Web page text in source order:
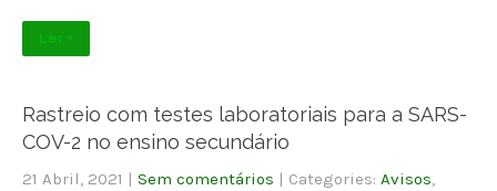
Ler +
Rastreio com testes laboratoriais para a SARS-
COV-2 no ensino secundário
21 Abril, 2021 | Sem comentários | Categories: Avisos